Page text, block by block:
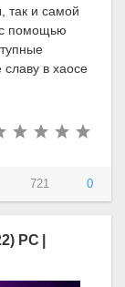
так и самой
помощью
в хаосе
721 0
PC |